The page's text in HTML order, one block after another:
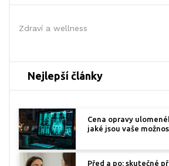
Zdraví a wellness
Nejlepší články
Cena opravy
jaké jsou vaše
Před a po: skutečné